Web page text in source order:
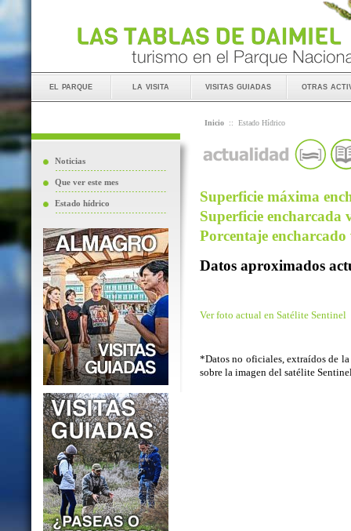
el parque la visita visitas guiadas otras
Noticias
Que ver este mes
Estado hídrico
Inicio :: Estado Hídrico
Superficie máxima
Superficie encharcada
Porcentaje encharcado
Datos aproximados
Ver foto actual en Satélite Sentinel
*Datos no oficiales, extraídos de
sobre la imagen del satélite